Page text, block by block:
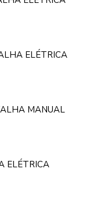
ELÉTRICA
MANUAL
ELÉTRICA